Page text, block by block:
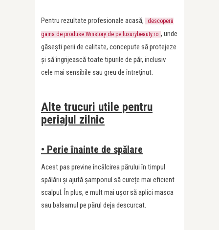
Pentru rezultate profesionale acasă,
descoperă
gama de produse Winstory de pe luxurybeauty.ro , unde
găsești perii de calitate, concepute să protejeze
și să îngrijească toate tipurile de păr, inclusiv
cele mai sensibile sau greu de întreținut.
Alte trucuri utile pentru
periajul zilnic
• Perie înainte de spălare
Acest pas previne încâlcirea părului în timpul
spălării și ajută șamponul să curețe mai eficient
scalpul. În plus, e mult mai ușor să aplici masca
sau balsamul pe părul deja descurcat.